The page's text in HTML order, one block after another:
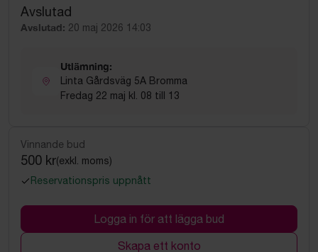
Avslutad
Avslutad: 20 maj 2026 14:03
Utlämning:
Linta Gårdsväg 5A Bromma
Fredag 22 maj kl. 08 till 13
Vinnande bud
500 kr(exkl. moms)
Reservationspris uppnått
Logga in för att lägga bud
Skapa ett konto